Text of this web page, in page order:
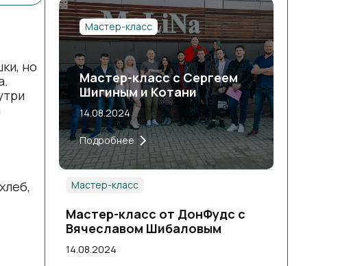
но
Мастер-класс
Мастер-класс с Сергеем
Шигиным и Котани
14.08.2024
Подробнее
Мастер-класс
Мастер-класс от ДонФудс с
Вячеславом Шибаловым
14.08.2024